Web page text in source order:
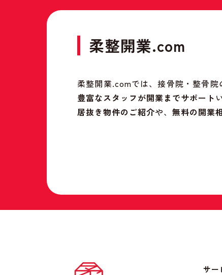
柔整開業.com
柔整開業.comでは、接骨院・整骨
豊富なスタッフが開業までサポート
居抜き物件のご紹介や、 無料の開業
サー